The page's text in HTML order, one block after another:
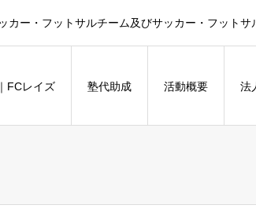
ー・フットサルチーム及びサッカー・フットサ
FCレイズ 塾代助成 活動概要 法